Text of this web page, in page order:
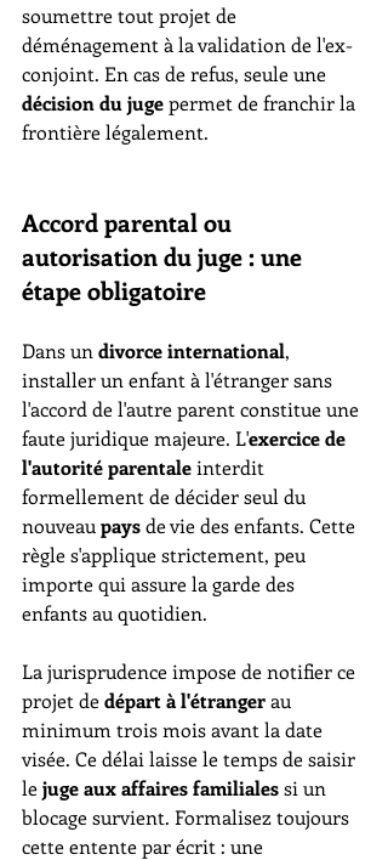
soumettre tout projet de
déménagement à la validation de l'ex-
conjoint. En cas de refus, seule une
décision du juge permet de franchir la
frontière légalement.
Accord parental ou
autorisation du juge : une
étape obligatoire
Dans un divorce international,
installer un enfant à l'étranger sans
l'accord de l'autre parent constitue une
faute juridique majeure. L'exercice de
l'autorité parentale interdit
formellement de décider seul du
nouveau pays de vie des enfants. Cette
règle s'applique strictement, peu
importe qui assure la garde des
enfants au quotidien.
La jurisprudence impose de notifier ce
projet de départ à l'étranger au
minimum trois mois avant la date
visée. Ce délai laisse le temps de saisir
le juge aux affaires familiales si un
blocage survient. Formalisez toujours
cette entente par écrit : une